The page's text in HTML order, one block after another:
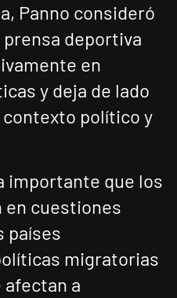
Panno consideró
deportiva
en
y deja de lado
político y
importante que los
cuestiones
países
migratorias
afectan a